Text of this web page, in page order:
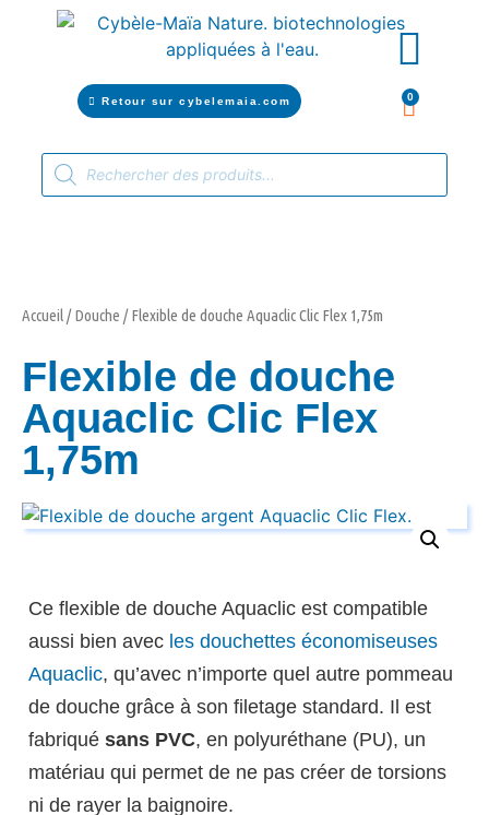
Retour sur cybelemaia.com
Ce flexible de douche Aquaclic est compatible
aussi bien avec les douchettes économiseuses
Aquaclic, qu’avec n’importe quel autre pommeau
de douche grâce à son filetage standard. Il est
fabriqué sans PVC, en polyuréthane (PU), un
matériau qui permet de ne pas créer de torsions
ni de rayer la baignoire.
Accueil/Douche / Flexible de douche Aquaclic Clic Flex 1,75m
Flexible de douche
Aquaclic Clic Flex
1,75m